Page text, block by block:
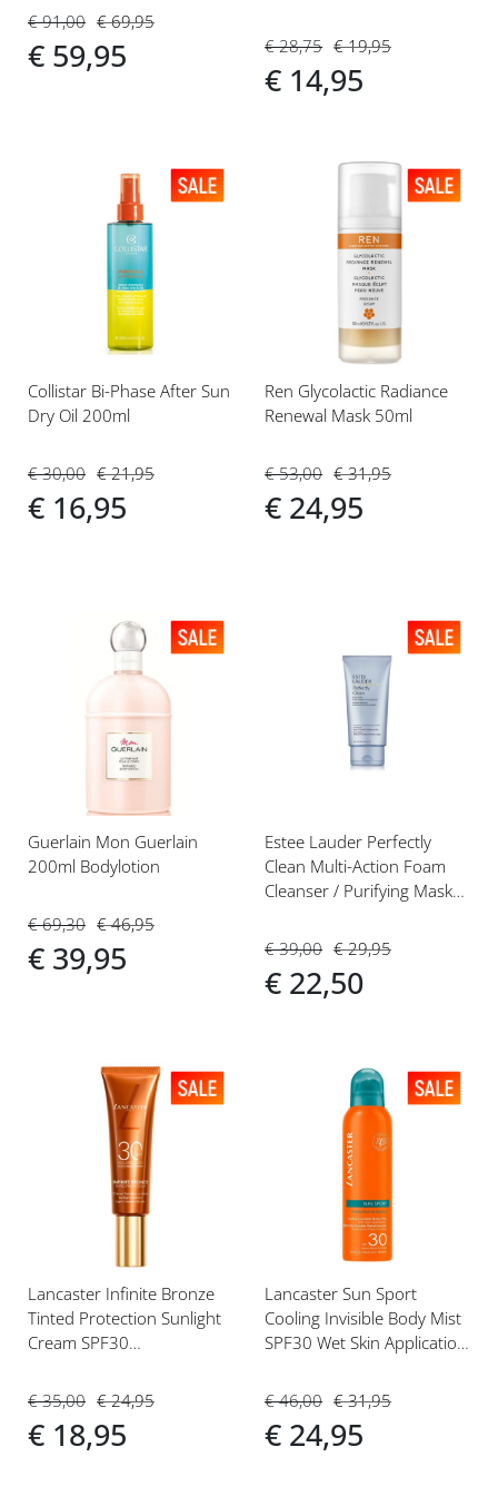
€ 91,00
€ 59,95
€ 69,95
€ 28,75
€ 14,95
€ 19,95
verlanglijst
Collistar Bi-Phase After Sun
Dry Oil 200ml
€ 30,00
€ 16,95
€ 21,95
verlanglijst
Ren Glycolactic Radiance
Renewal Mask 50ml
€ 53,00
€ 24,95
€ 31,95
verlanglijst
Guerlain Mon Guerlain
200ml Bodylotion
€ 69,30
€ 39,95
€ 46,95
verlanglijst
Estee Lauder Perfectly
Clean Multi-Action Foam
Cleanser / Purifying Mask
€ 39,00
€ 22,50
€ 29,95
verlanglijst
Lancaster Infinite Bronze
Tinted Protection Sunlight
Cream SPF30
€ 35,00
€ 18,95
€ 24,95
verlanglijst
Lancaster Sun Sport
Cooling Invisible Body Mist
SPF30 Wet Skin Application
€ 46,00
€ 24,95
€ 31,95